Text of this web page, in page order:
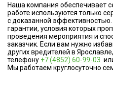
Наша компания обеспечивает
работе используются только
с доказанной
гарантии, условия которых
проведения мероприятия и
заказчик. Если вам нужно
других вредителей в
телефону +7 (4852) 60-99-03
Мы работаем круглосуточно